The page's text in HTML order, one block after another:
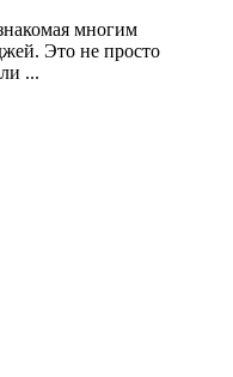
многим
Это не просто
...